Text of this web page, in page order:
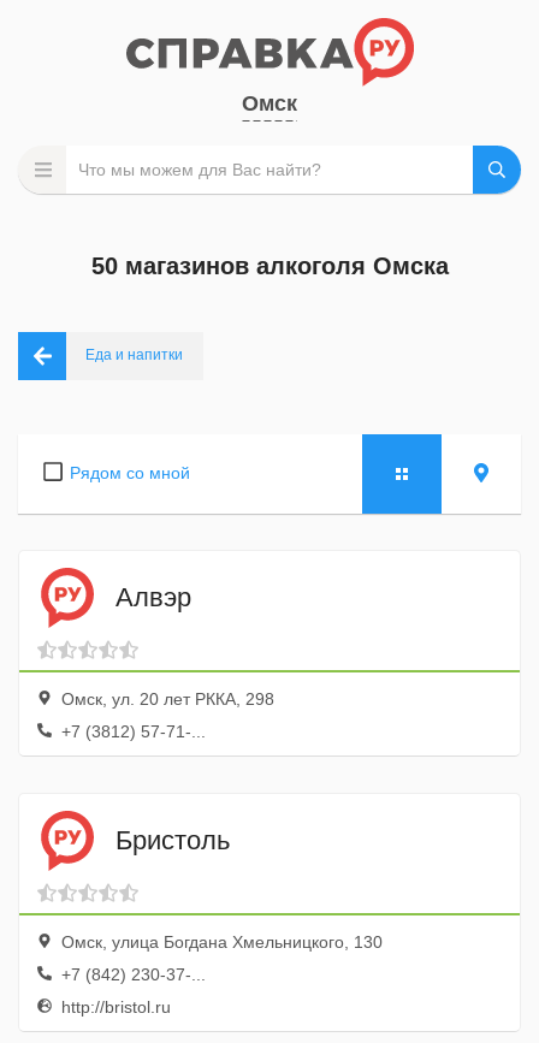
Омск
50 магазинов алкоголя Омска
Еда и напитки
Рядом со мной
Алвэр
Омск, ул. 20 лет РККА, 298
+7 (3812) 57-71-...
Бристоль
Омск, улица Богдана Хмельницкого, 130
+7 (842) 230-37-...
http://bristol.ru